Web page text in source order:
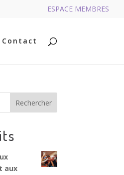
ESPACE MEMBRES
Contact
Rechercher
aux